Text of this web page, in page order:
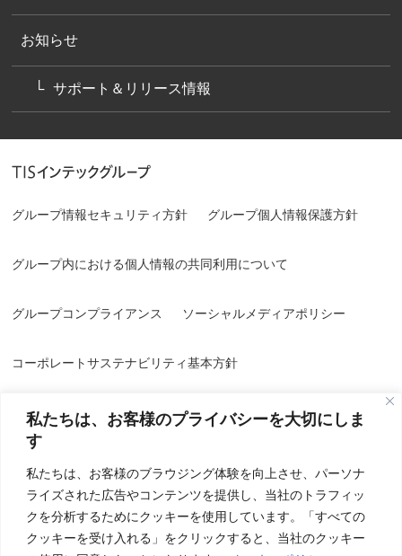
私たちは、お客様のプライバシーを大切にしま
す
私たちは、お客様のブラウジング体験を向上させ、パーソナ
ライズされた広告やコンテンツを提供し、当社のトラフィッ
クを分析するためにクッキーを使用しています。「すべての
クッキーを受け入れる」をクリックすると、当社のクッキー
お知らせ
サポート＆リリース情報
グループ情報セキュリティ方針 グループ個人情報保護方針
グループ内における個人情報の共同利用について
グループコンプライアンス ソーシャルメディアポリシー
コーポレートサステナビリティ基本方針
情報セキュリティ方針／品質方針 個人情報保護方針
個人情報の取り扱いについて 特定個人情報基本方針